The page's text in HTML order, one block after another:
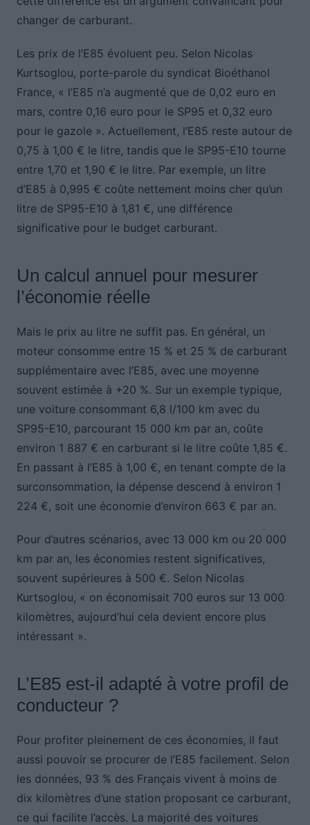
changer de carburant.
Les prix de l’E85 évoluent peu. Selon Nicolas
Kurtsoglou, porte-parole du syndicat Bioéthanol
France, « l’E85 n’a augmenté que de 0,02 euro en
mars, contre 0,16 euro pour le SP95 et 0,32 euro
pour le gazole ». Actuellement, l’E85 reste autour de
0,75 à 1,00 € le litre, tandis que le SP95-E10 tourne
entre 1,70 et 1,90 € le litre. Par exemple, un litre
d’E85 à 0,995 € coûte nettement moins cher qu’un
litre de SP95-E10 à 1,81 €, une différence
significative pour le budget carburant.
Un calcul annuel pour mesurer
l’économie réelle
Mais le prix au litre ne suffit pas. En général, un
moteur consomme entre 15 % et 25 % de carburant
supplémentaire avec l’E85, avec une moyenne
souvent estimée à +20 %. Sur un exemple typique,
une voiture consommant 6,8 l/100 km avec du
SP95-E10, parcourant 15 000 km par an, coûte
environ 1 887 € en carburant si le litre coûte 1,85 €.
En passant à l’E85 à 1,00 €, en tenant compte de la
surconsommation, la dépense descend à environ 1
224 €, soit une économie d’environ 663 € par an.
Pour d’autres scénarios, avec 13 000 km ou 20 000
km par an, les économies restent significatives,
souvent supérieures à 500 €. Selon Nicolas
Kurtsoglou, « on économisait 700 euros sur 13 000
kilomètres, aujourd’hui cela devient encore plus
intéressant ».
L’E85 est-il adapté à votre profil de
conducteur ?
Pour profiter pleinement de ces économies, il faut
aussi pouvoir se procurer de l’E85 facilement. Selon
les données, 93 % des Français vivent à moins de
dix kilomètres d’une station proposant ce carburant,
ce qui facilite l’accès. La majorité des voitures